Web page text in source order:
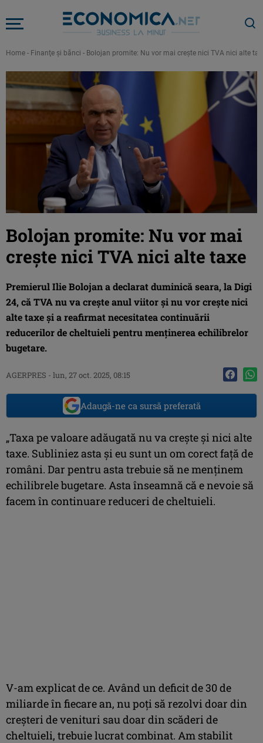
Home - Finanţe şi bănci - Bolojan promite: Nu vor mai crește nici TVA nici alte
Bolojan promite: Nu vor mai
crește nici TVA nici alte taxe
Premierul Ilie Bolojan a declarat duminică seara, la Digi
24, că TVA nu va creşte anul viitor şi nu vor creşte nici
alte taxe şi a reafirmat necesitatea continuării
reducerilor de cheltuieli pentru menţinerea echilibrelor
bugetare.
AGERPRES - lun, 27 oct. 2025, 08:15
Adaugă-ne ca sursă preferată
„Taxa pe valoare adăugată nu va creşte şi nici alte
taxe. Subliniez asta şi eu sunt un om corect faţă de
români. Dar pentru asta trebuie să ne menţinem
echilibrele bugetare. Asta înseamnă că e nevoie să
facem în continuare reduceri de cheltuieli.
V-am explicat de ce. Având un deficit de 30 de
miliarde în fiecare an, nu poţi să rezolvi doar din
creşteri de venituri sau doar din scăderi de
cheltuieli, trebuie lucrat combinat. Am stabilit